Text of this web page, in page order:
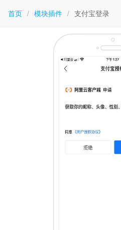
首页 / 模块插件 / 支付宝登录